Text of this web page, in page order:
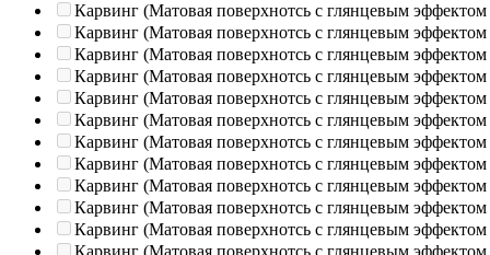
Карвинг (Матовая поверхнотсь с глянцевым эффектом
Карвинг (Матовая поверхнотсь с глянцевым эффектом
Карвинг (Матовая поверхнотсь с глянцевым эффектом
Карвинг (Матовая поверхнотсь с глянцевым эффектом
Карвинг (Матовая поверхнотсь с глянцевым эффектом
Карвинг (Матовая поверхнотсь с глянцевым эффектом
Карвинг (Матовая поверхнотсь с глянцевым эффектом
Карвинг (Матовая поверхнотсь с глянцевым эффектом
Карвинг (Матовая поверхнотсь с глянцевым эффектом
Карвинг (Матовая поверхнотсь с глянцевым эффектом
Карвинг (Матовая поверхнотсь с глянцевым эффектом